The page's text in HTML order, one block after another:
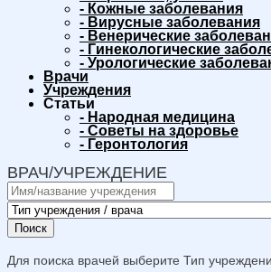
- Кожные заболевания
- Вирусные заболевания
- Венерические
- Гинекологические
- Урологические
Врачи
Учреждения
Статьи
- Народная медицина
- Советы на здоровье
- Геронтология
ВРАЧ/УЧРЕЖДЕНИЕ
Поиск
Для поиска врачей выберите Тип